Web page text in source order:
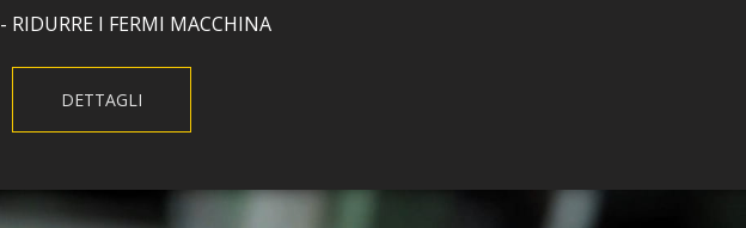
- RIDURRE I FERMI MACCHINA
DETTAGLI